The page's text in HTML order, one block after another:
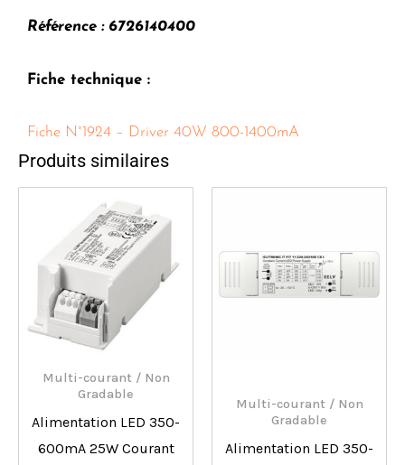
Référence : 6726140400
Fiche technique :
Fiche N°1924 – Driver 40W 800-1400mA
Produits similaires
Multi-courant / Non
Gradable
Alimentation LED 350-
600mA 25W Courant
Multi-courant / Non
Gradable
Alimentation LED 350-